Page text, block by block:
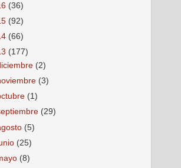
(36)
(92)
(66)
(177)
(2)
(3)
(1)
(29)
(5)
(25)
(8)